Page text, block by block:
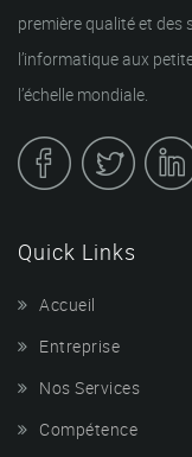
première qualité et des
l’informatique aux
l’échelle mondiale.
Quick Links
Accueil
Entreprise
Nos Services
Compétence